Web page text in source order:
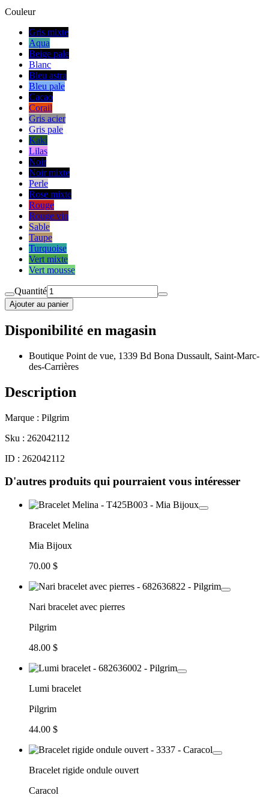
Couleur
Gris mixte
Aqua
Beige pale
Blanc
Bleu astra
Bleu pale
Cacao
Corail
Gris acier
Gris pale
Kaki
Lilas
Noir
Noir mixte
Perle
Rose mixte
Rouge
Rouge vin
Sable
Taupe
Turquoise
Vert mixte
Vert mousse
Quantité
Ajouter au panier
Disponibilité en magasin
Boutique Point de vue, 1339 Bd Bona Dussault, Saint-Marc-
des-Carrières
Description
Marque : Pilgrim
Sku : 262042112
ID : 262042112
D'autres produits qui pourraient vous intéresser
Bracelet Melina
Mia Bijoux
70.00 $
Nari bracelet avec pierres
Pilgrim
48.00 $
Lumi bracelet
Pilgrim
44.00 $
Bracelet rigide ondule ouvert
Caracol